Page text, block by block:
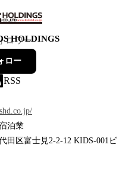
HOLDINGS
ロワー
ロー
RSS
泊業
田区富士見2-2-12 KIDS-001ビ